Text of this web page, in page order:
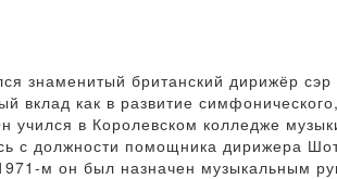
знаменитый британский дирижёр
вклад как в развитие
в Королевском колледже
с должности помощника дирижера
м он был назначен музыкальным